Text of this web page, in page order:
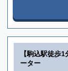
【駒込駅徒歩
ーター